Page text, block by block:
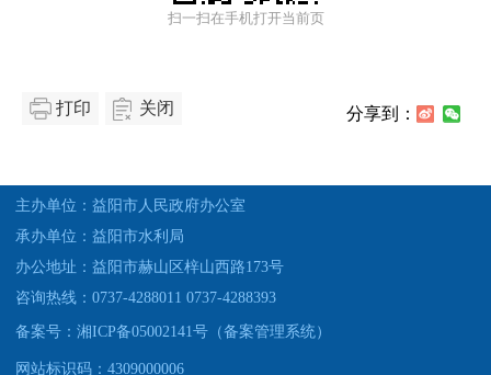
扫一扫在手机打开当前页
打印 关闭 分享到：
主办单位：益阳市人民政府办公室
承办单位：益阳市水利局
办公地址：益阳市赫山区梓山西路173号
咨询热线：0737-4288011 0737-4288393
备案号：湘ICP备05002141号（备案管理系统）
网站标识码：4309000006